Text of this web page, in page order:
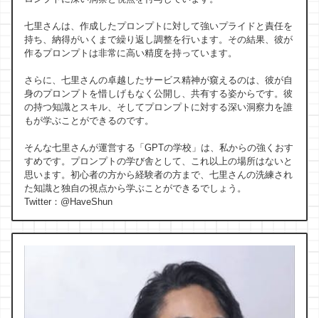
七里さんは、作成したプロンプトに対して強いプライドと責任を
持ち、納得がいくまで繰り返し調整を行います。その結果、彼が
作るプロンプトは非常に高い精度を持っています。
さらに、七里さんの卓越したサービス精神が窺えるのは、彼が自
身のプロンプトを惜しげもなく公開し、共有する姿からです。彼
の持つ知識とスキル、そしてプロンプトに対する深い洞察力を誰
もが学ぶことができるのです。
そんな七里さんが運営する「GPTの学校」は、私からの強くおす
すめです。プロンプトの学び舎として、これ以上の場所はないと
思います。初心者の方から経験者の方まで、七里さんの洗練され
た知識と独自の視点から学ぶことができるでしょう。
Twitter：@HaveShun